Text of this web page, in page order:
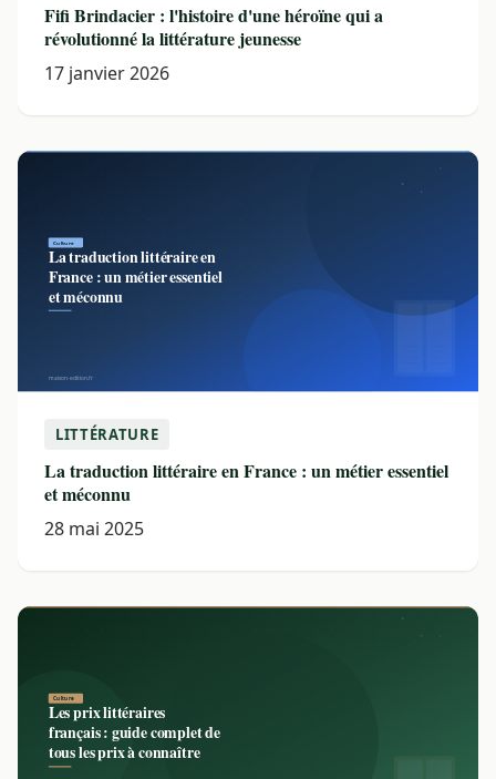
Fifi Brindacier : l'histoire d'une héroïne qui a
révolutionné la littérature jeunesse
17 janvier 2026
LITTÉRATURE
La traduction littéraire en France : un métier essentiel
et méconnu
28 mai 2025